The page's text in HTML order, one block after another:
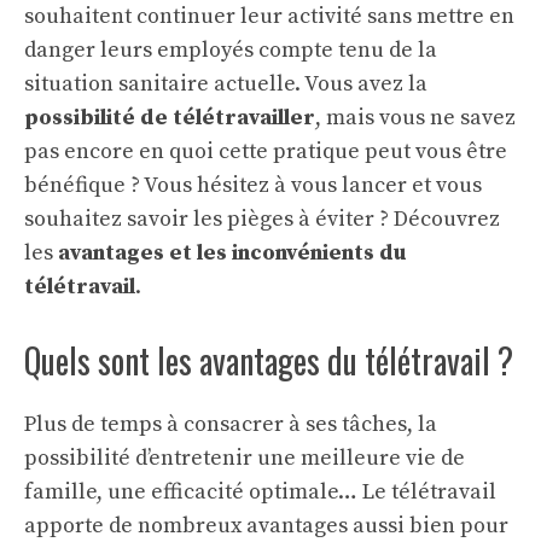
souhaitent continuer leur activité sans mettre en
danger leurs employés compte tenu de la
situation sanitaire actuelle. Vous avez la
possibilité de télétravailler, mais vous ne savez
pas encore en quoi cette pratique peut vous être
bénéfique ? Vous hésitez à vous lancer et vous
souhaitez savoir les pièges à éviter ? Découvrez
les avantages et les inconvénients du
télétravail.
Quels sont les avantages du télétravail ?
Plus de temps à consacrer à ses tâches, la
possibilité d’entretenir une meilleure vie de
famille, une efficacité optimale… Le télétravail
apporte de nombreux avantages aussi bien pour